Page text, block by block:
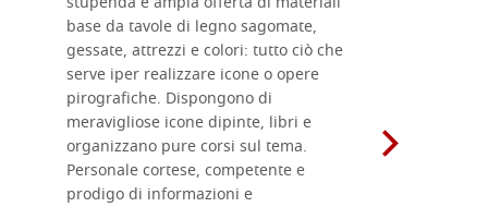
base da tavole di legno sagomate,
gessate, attrezzi e colori: tutto ciò che
serve iper realizzare icone o opere
pirografiche. Dispongono di
meravigliose icone dipinte, libri e
organizzano pure corsi sul tema.
Personale cortese, competente e
prodigo di informazioni e